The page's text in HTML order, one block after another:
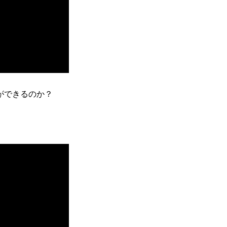
きるのか？